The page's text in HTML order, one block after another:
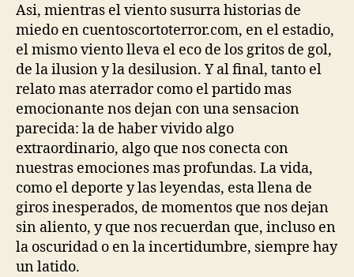
Asi, mientras el viento susurra historias de
miedo en cuentoscortoterror.com, en el estadio,
el mismo viento lleva el eco de los gritos de gol,
de la ilusion y la desilusion. Y al final, tanto el
relato mas aterrador como el partido mas
emocionante nos dejan con una sensacion
parecida: la de haber vivido algo
extraordinario, algo que nos conecta con
nuestras emociones mas profundas. La vida,
como el deporte y las leyendas, esta llena de
giros inesperados, de momentos que nos dejan
sin aliento, y que nos recuerdan que, incluso en
la oscuridad o en la incertidumbre, siempre hay
un latido.